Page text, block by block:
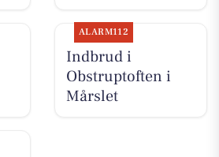
ALARM112
Indbrud i
Obstruptoften i
Mårslet